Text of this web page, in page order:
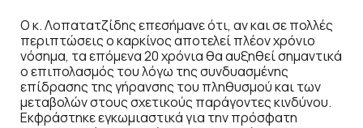
Ο κ. Λοπατατζίδης επεσήμανε ότι, αν και σε πολλές
περιπτώσεις ο καρκίνος αποτελεί πλέον χρόνιο
νόσημα, τα επόμενα 20 χρόνια θα αυξηθεί σημαντικά
ο επιπολασμός του λόγω της συνδυασμένης
επίδρασης της γήρανσης του πληθυσμού και των
μεταβολών στους σχετικούς παράγοντες κινδύνου.
Εκφράστηκε εγκωμιαστικά για την πρόσφατη